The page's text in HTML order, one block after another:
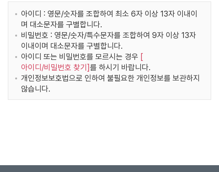
아이디 : 영문/숫자를 조합하여 최소 6자 이상 13자 이내이
며 대소문자를 구별합니다.
비밀번호 : 영문/숫자/특수문자를 조합하여 9자 이상 13자
이내이며 대소문자를 구별합니다.
아이디 또는 비밀번호를 모르시는 경우 [
아이디/비밀번호 찾기 ]를 하시기 바랍니다.
개인정보보호법으로 인하여 불필요한 개인정보를 보관하지
않습니다.